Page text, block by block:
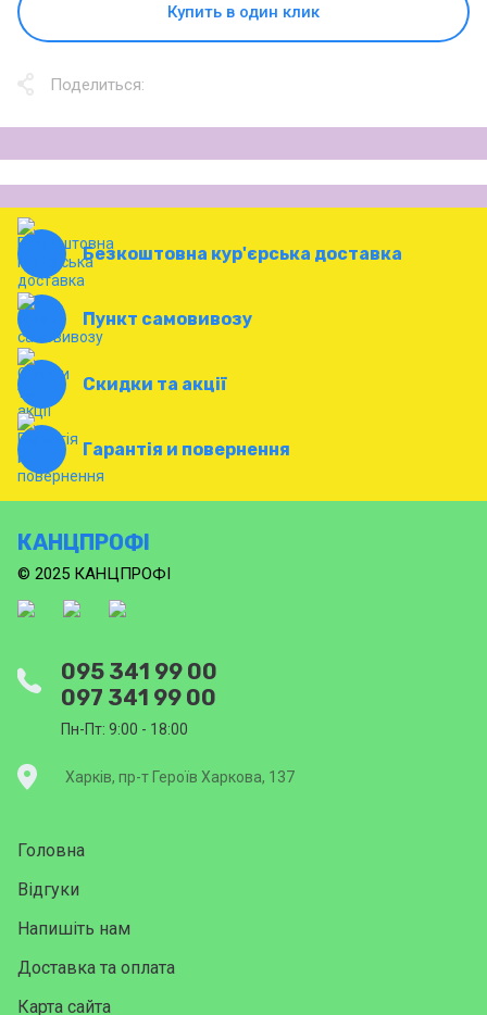
Купить в один клик
Поделиться:
Безкоштовна кур'єрська доставка
Пункт самовивозу
Скидки та акції
Гарантія и повернення
КАНЦПРОФІ
© 2025 КАНЦПРОФІ
095 341 99 00
097 341 99 00
Пн-Пт: 9:00 - 18:00
Харків, пр-т Героїв Харкова, 137
Головна
Відгуки
Напишіть нам
Доставка та оплата
Карта сайта